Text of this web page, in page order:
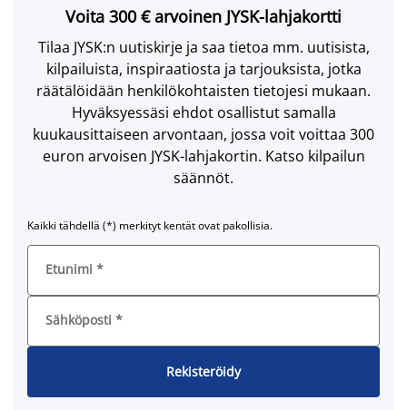
Voita 300 € arvoinen JYSK-lahjakortti
Tilaa JYSK:n uutiskirje ja saa tietoa mm. uutisista,
kilpailuista, inspiraatiosta ja tarjouksista, jotka
räätälöidään henkilökohtaisten tietojesi mukaan.
Hyväksyessäsi ehdot osallistut samalla
kuukausittaiseen arvontaan, jossa voit voittaa 300
euron arvoisen JYSK-lahjakortin. Katso kilpailun
säännöt.
Kaikki tähdellä (*) merkityt kentät ovat pakollisia.
Etunimi *
Sähköposti *
Rekisteröidy